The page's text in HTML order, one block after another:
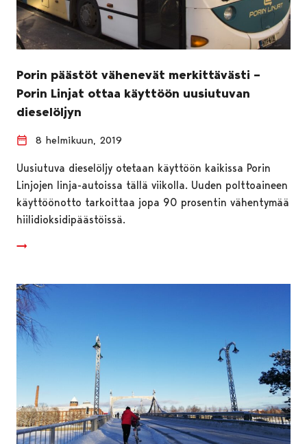
Porin päästöt vähenevät merkittävästi –
Porin Linjat ottaa käyttöön uusiutuvan
dieselöljyn
8 helmikuun, 2019
Uusiutuva dieselöljy otetaan käyttöön kaikissa Porin
Linjojen linja-autoissa tällä viikolla. Uuden polttoaineen
käyttöönotto tarkoittaa jopa 90 prosentin vähentymää
hiilidioksidipäästöissä.